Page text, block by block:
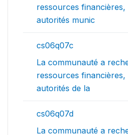
ressources financières,
autorités munic
cs06q07c
La communauté a
ressources financières,
autorités de la
cs06q07d
La communauté a